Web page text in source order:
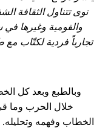
نوى تتناول الثقافة
والقومية وغيرها
تجارباً فردية لكتّاب مع
وبالطبع وبعد كل
خلال الحرب وما
الخطاب وفهمه